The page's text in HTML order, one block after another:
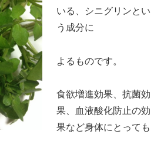
いる、シニグリンとい
う成分に
よるものです。
食欲増進効果、抗菌効
果、血液酸化防止の効
果など身体にとっても